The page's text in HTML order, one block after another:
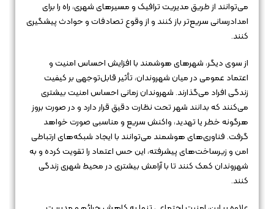
می‌توانند از طریق مدیریت ترافیک و مسیرهای شهری، راه را برای
امدادرسانی سریع‌تر باز کنند و از وقوع تصادفات و حوادث پیشگیری
کنند.
از سوی دیگر، شهرهای هوشمند با افزایش احساس امنیت و
اعتماد عمومی در میان شهروندان، تأثیر قابل‌توجهی بر کیفیت
زندگی افراد می‌گذارند. شهروندان زمانی احساس امنیت بیشتری
می‌کنند که بدانند شهر تحت نظارت دقیق قرار دارد و در صورت بروز
هرگونه خطر یا تهدید، واکنش سریع و مناسبی صورت خواهد
گرفت. فناوری‌های هوشمند می‌توانند با ایجاد شبکه‌های ارتباطی
امن و زیرساخت‌های پیشرفته، این حس اعتماد را تقویت کرده و به
شهروندان کمک کنند تا با آرامش بیشتری در محیط شهری زندگی
کنند.